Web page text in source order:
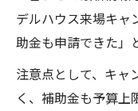
デルハウス来場キャ
助金も申請できた」
注意点として、キャ
く、補助金も予算上